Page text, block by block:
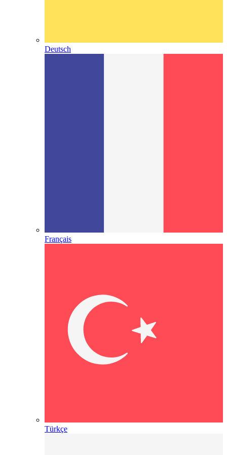
Deutsch
Français
Türkçe